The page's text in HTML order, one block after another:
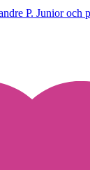
P. Junior och